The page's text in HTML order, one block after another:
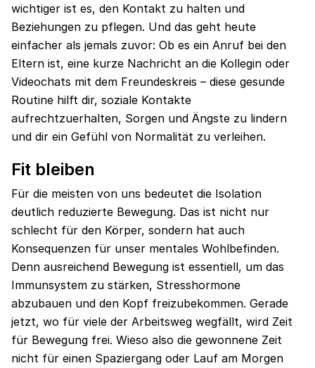
wichtiger ist es, den Kontakt zu halten und
Beziehungen zu pflegen. Und das geht heute
einfacher als jemals zuvor: Ob es ein Anruf bei den
Eltern ist, eine kurze Nachricht an die Kollegin oder
Videochats mit dem Freundeskreis – diese gesunde
Routine hilft dir, soziale Kontakte
aufrechtzuerhalten, Sorgen und Ängste zu lindern
und dir ein Gefühl von Normalität zu verleihen.
Fit bleiben
Für die meisten von uns bedeutet die Isolation
deutlich reduzierte Bewegung. Das ist nicht nur
schlecht für den Körper, sondern hat auch
Konsequenzen für unser mentales Wohlbefinden.
Denn ausreichend Bewegung ist essentiell, um das
Immunsystem zu stärken, Stresshormone
abzubauen und den Kopf freizubekommen. Gerade
jetzt, wo für viele der Arbeitsweg wegfällt, wird Zeit
für Bewegung frei. Wieso also die gewonnene Zeit
nicht für einen Spaziergang oder Lauf am Morgen